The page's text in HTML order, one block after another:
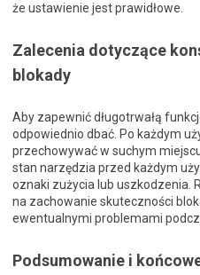
że ustawienie jest prawidłowe.
Zalecenia dotyczące
blokady
Aby zapewnić długotrwałą
odpowiednio dbać. Po każdym
przechowywać w suchym
stan narzędzia przed każdym
oznaki zużycia lub uszkodzenia.
na zachowanie skuteczności
ewentualnymi problemami
Podsumowanie i